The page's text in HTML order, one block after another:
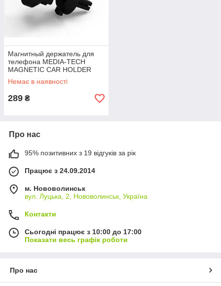
Магнитный держатель для
телефона MEDIA-TECH
MAGNETIC CAR HOLDER
Немає в наявності
289 ₴
Про нас
95% позитивних з 19 відгуків за рік
Працює з 24.09.2014
м. Нововолинськ
вул. Луцька, 2, Нововолинськ, Україна
Контакти
Сьогодні працює з 10:00 до 17:00
Показати весь графік роботи
Про нас